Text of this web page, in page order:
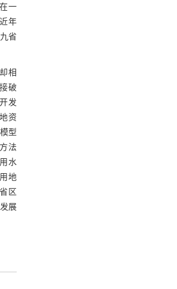
一
年
省
相
破
发
资
型
法
水
地
区
展